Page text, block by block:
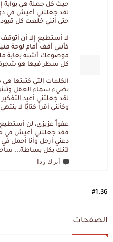
حيث كل جملة هي
لقد جعلتني أعيش في
حتى أنني خلعت كل قيودي
لا أستطيع إلا أن
كأنني أقف أمام لوحة
موضوعك أشبه بغابة
كل سطر فيها هو شجرة
الكلمات التي كتبتها هي
تضيء سماء العقل وتنثر
لقد جعلتني أعيد
وكأنني أقرأ كتابًا لا
عفواً عزيزي، لن
فقد جعلتني أعيش في
دعني أرحل وأنا أحمل في
لأنك بكل بساطة...
أترك ردا
#1.36
الصفحات